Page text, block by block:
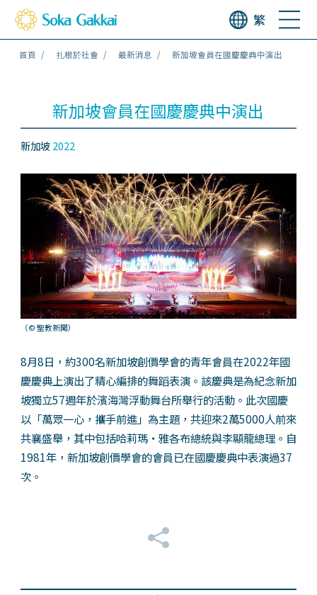
繁
首頁 扎根於社會 最新消息 新加坡會員在國慶慶典中演出
新加坡會員在國慶慶典中演出
新加坡2022
（© 聖教新聞）
8月8日，約300名新加坡創價學會的青年會員在2022年國
慶慶典上演出了精心編排的舞蹈表演。該慶典是為紀念新加
坡獨立57週年於濱海灣浮動舞台所舉行的活動。此次國慶
以「萬眾一心，攜手前進」為主題，共迎來2萬5000人前來
共襄盛舉，其中包括哈莉瑪・雅各布總統與李顯龍總理。自
1981年，新加坡創價學會的會員已在國慶慶典中表演過37
次。